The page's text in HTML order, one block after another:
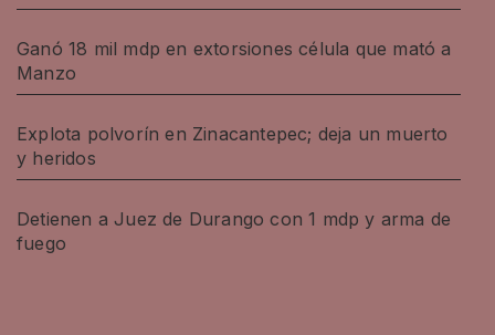
Ganó 18 mil mdp en extorsiones célula que mató a
Manzo
Explota polvorín en Zinacantepec; deja un muerto
y heridos
Detienen a Juez de Durango con 1 mdp y arma de
fuego